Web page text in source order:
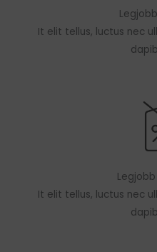
It elit tellus, luctus nec
It elit tellus, luctus nec